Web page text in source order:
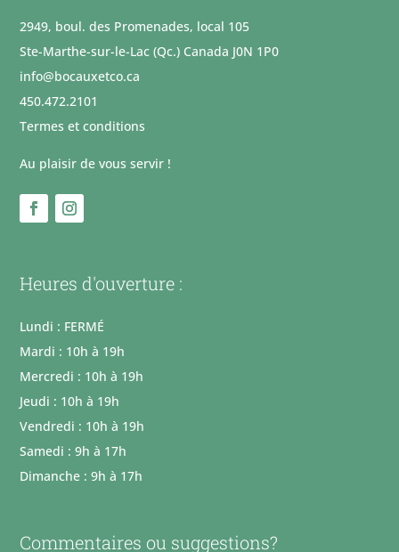
2949, boul. des Promenades, local 105
Ste-Marthe-sur-le-Lac (Qc.) Canada J0N 1P0
info@bocauxetco.ca
450.472.2101
Termes et conditions
Au plaisir de vous servir !
Heures d'ouverture :
Lundi : FERMÉ
Mardi : 10h à 19h
Mercredi : 10h à 19h
Jeudi : 10h à 19h
Vendredi : 10h à 19h
Samedi : 9h à 17h
Dimanche : 9h à 17h
Commentaires ou suggestions?